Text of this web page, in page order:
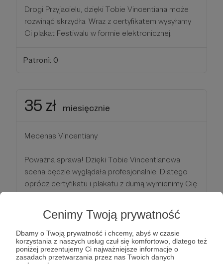
Cenimy Twoją prywatność
Dbamy o Twoją prywatność i chcemy, abyś w czasie
korzystania z naszych usług czuł się komfortowo, dlatego też
poniżej prezentujemy Ci najważniejsze informacje o
zasadach przetwarzania przez nas Twoich danych
Drogi Przyjacielu, dzięki Tobie Vincentiana może
rozwinąć skrzydła. Wraz z certyfikatem wysyłamy
Ci plakat Festiwalu w formie elektronicznej.
Patroni: 0
35 zł miesięcznie
Mecenas Vincentiany
Poważna sprawa! Dzięki Tobie Vincentianowa
scena będzie wyglądała profesjonalnie. Dlatego
oprócz certyfikatu i plakatu z dumą wymienimy Cię
że jesteś z nami.
Patroni: 0